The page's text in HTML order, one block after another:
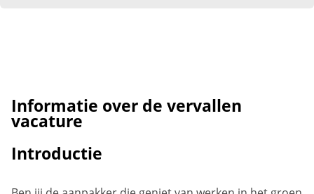
Informatie over de vervallen
vacature
Introductie